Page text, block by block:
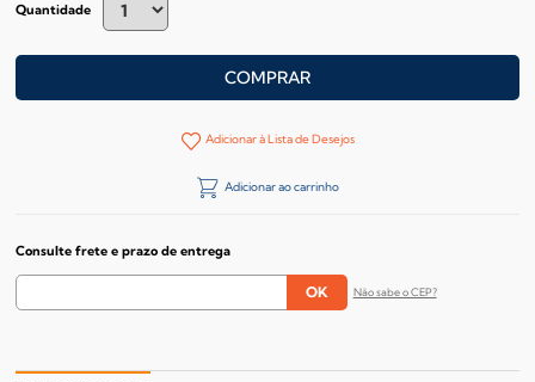
Quantidade
COMPRAR
Adicionar à Lista de Desejos
Adicionar ao carrinho
Consulte frete e prazo de entrega
Não sabe o CEP?